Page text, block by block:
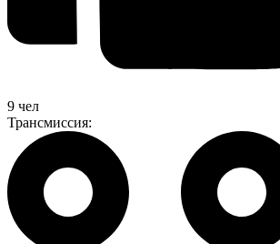
9 чел
Трансмиссия: